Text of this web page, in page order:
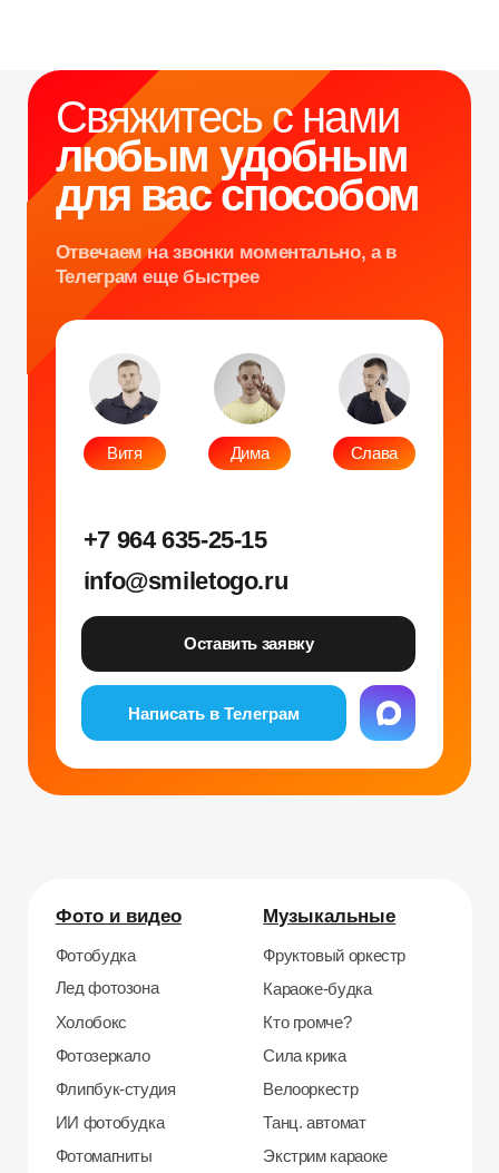
Файлы кукис
smiletogo.ru
ИП Мамзин Михаил Сергеевич
ИНН: 673109991290
ОГРНИП: 314312302100129
Юр. адрес: 115583, г. Москва, Ореховый
Тел: +7 964 635-25-15
Эл. почта:
info@smiletogo.ru
Рег. номер РКН 77-24-157364